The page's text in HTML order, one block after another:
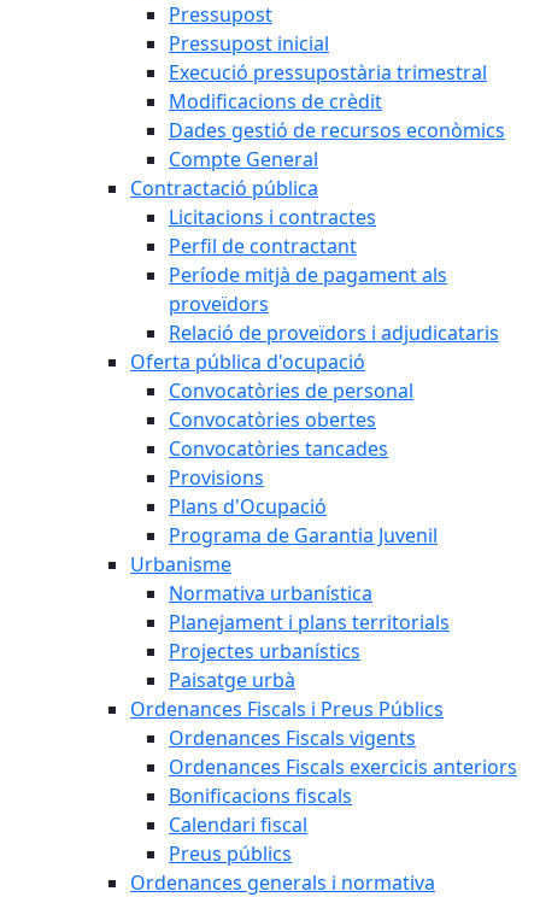
Pressupost
Pressupost inicial
Execució pressupostària trimestral
Modificacions de crèdit
Dades gestió de recursos econòmics
Compte General
Contractació pública
Licitacions i contractes
Perfil de contractant
Període mitjà de pagament als
proveïdors
Relació de proveïdors i adjudicataris
Oferta pública d'ocupació
Convocatòries de personal
Convocatòries obertes
Convocatòries tancades
Provisions
Plans d'Ocupació
Programa de Garantia Juvenil
Urbanisme
Normativa urbanística
Planejament i plans territorials
Projectes urbanístics
Paisatge urbà
Ordenances Fiscals i Preus Públics
Ordenances Fiscals vigents
Ordenances Fiscals exercicis anteriors
Bonificacions fiscals
Calendari fiscal
Preus públics
Ordenances generals i normativa